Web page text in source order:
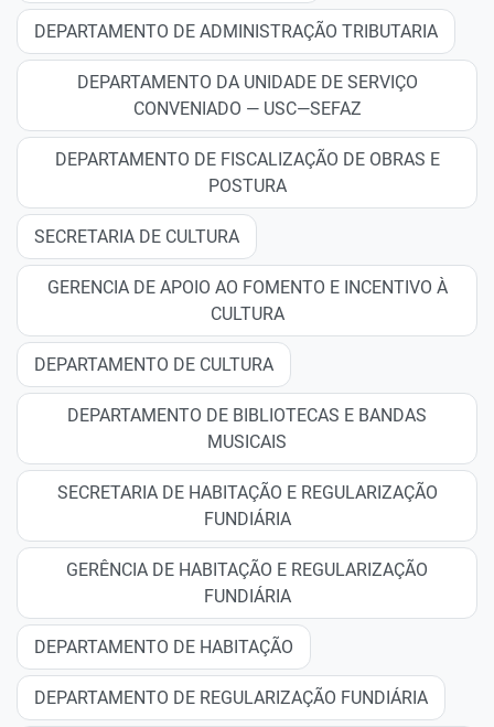
DEPARTAMENTO DE ADMINISTRAÇÃO TRIBUTARIA
DEPARTAMENTO DA UNIDADE DE SERVIÇO
CONVENIADO — USC—SEFAZ
DEPARTAMENTO DE FISCALIZAÇÃO DE OBRAS E
POSTURA
SECRETARIA DE CULTURA
GERENCIA DE APOIO AO FOMENTO E INCENTIVO À
CULTURA
DEPARTAMENTO DE CULTURA
DEPARTAMENTO DE BIBLIOTECAS E BANDAS
MUSICAIS
SECRETARIA DE HABITAÇÃO E REGULARIZAÇÃO
FUNDIÁRIA
GERÊNCIA DE HABITAÇÃO E REGULARIZAÇÃO
FUNDIÁRIA
DEPARTAMENTO DE HABITAÇÃO
DEPARTAMENTO DE REGULARIZAÇÃO FUNDIÁRIA